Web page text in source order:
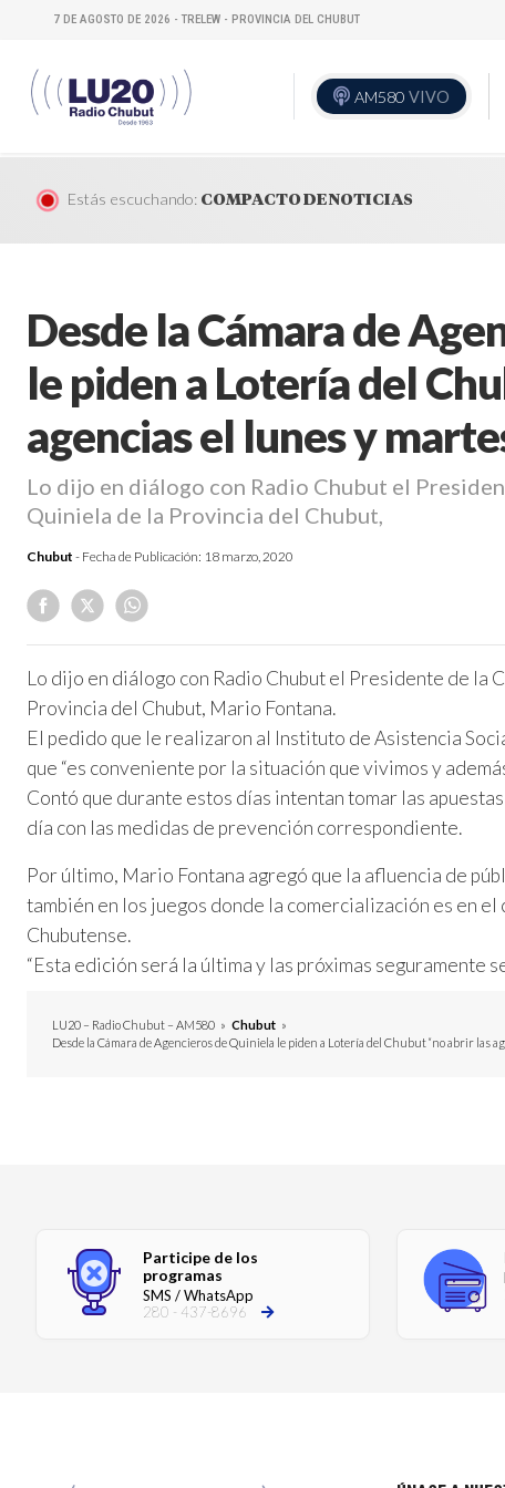
7 DE AGOSTO DE 2026 - TRELEW - PROVINCIA DEL CHUBUT
AM580 VIVO
Estás escuchando: COMPACTO DE NOTICIAS
Desde la Cámara de
le piden a Lotería del
agencias el lunes y
Lo dijo en diálogo con Radio Chubut el
Quiniela de la Provincia del Chubut,
Chubut - Fecha de Publicación: 18 marzo, 2020
Lo dijo en diálogo con Radio Chubut el Presidente de la
Provincia del Chubut, Mario Fontana.
El pedido que le realizaron al Instituto de Asistencia
que “es conveniente por la situación que vivimos y
Contó que durante estos días intentan tomar las
día con las medidas de prevención correspondiente.
Por último, Mario Fontana agregó que la afluencia de
también en los juegos donde la comercialización es en
Chubutense.
“Esta edición será la última y las próximas seguramente
LU20 – Radio Chubut – AM580 » Chubut »
Desde la Cámara de Agencieros de Quiniela le piden a Lotería del Chubut “no abrir las
Participe de los
programas
SMS / WhatsApp
280 - 437-8696